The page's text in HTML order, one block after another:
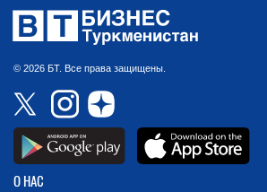
© 2026 БТ. Все права защищены.
О НАС